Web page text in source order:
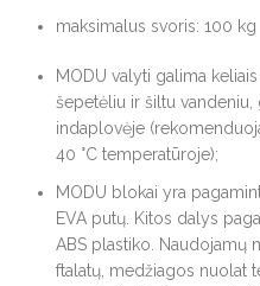
maksimalus svoris: 100 kg
MODU valyti galima
šepetėliu ir šiltu
indaplovėje
40 °C temperatūroje);
MODU blokai yra
EVA putų. Kitos dalys
ABS plastiko. Naudojamų
ftalatų, medžiagos nuolat